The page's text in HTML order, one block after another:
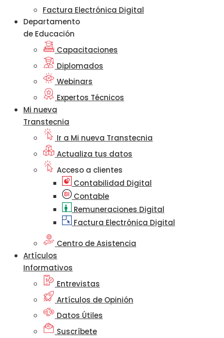
Factura Electrónica Digital
Departamento
de Educación
Capacitaciones
Diplomados
Webinars
Expertos Técnicos
Mi nueva
Transtecnia
Ir a Mi nueva Transtecnia
Actualiza tus datos
Acceso a clientes
Contabilidad Digital
Contable
Remuneraciones Digital
Factura Electrónica Digital
Centro de Asistencia
Artículos
Informativos
Entrevistas
Artículos de Opinión
Datos Útiles
Suscríbete